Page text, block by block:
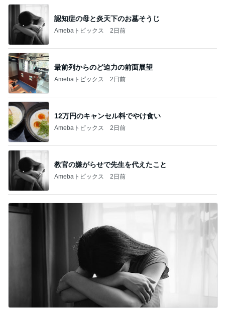
認知症の母と炎天下のお墓そうじ
Amebaトピックス 2日前
最前列からのど迫力の前面展望
Amebaトピックス 2日前
12万円のキャンセル料でやけ食い
Amebaトピックス 2日前
教官の嫌がらせで先生を代えたこと
Amebaトピックス 2日前